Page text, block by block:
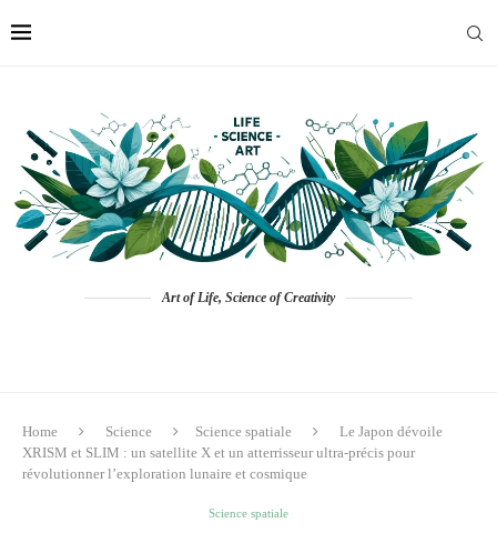
Art of Life, Science of Creativity
Home Science Science spatiale
Le Japon dévoile
XRISM et SLIM : un satellite X et un atterrisseur ultra-précis pour
révolutionner l’exploration lunaire et cosmique
Science spatiale